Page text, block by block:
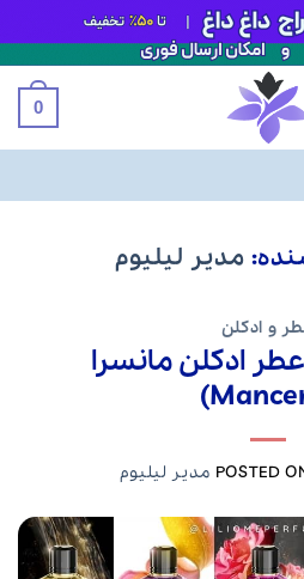
0
مدیر لیلیوم
و ادکلن
ادکلن مانسرا
POSTED مدیر لیلیوم